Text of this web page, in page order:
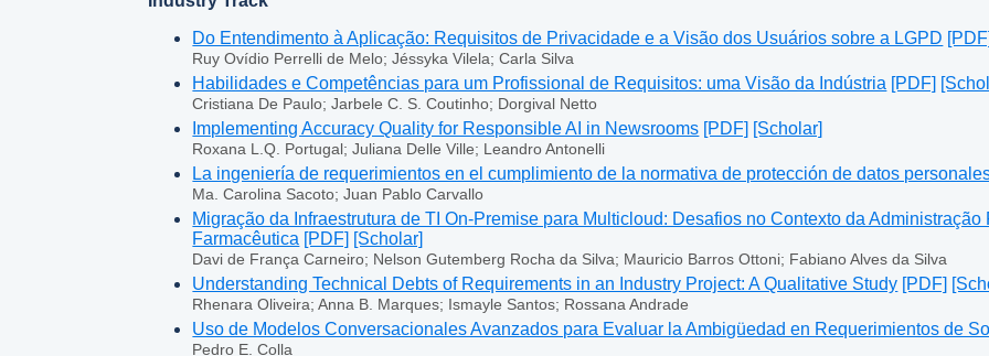
Do Entendimento à Aplicação: Requisitos de Privacidade e a Visão dos Usuários sobre a LGPD
Ruy Ovídio Perrelli de Melo; Jéssyka Vilela; Carla Silva
Habilidades e Competências para um Profissional de Requisitos: uma Visão da Indústria [PDF]
Cristiana De Paulo; Jarbele C. S. Coutinho; Dorgival Netto
Implementing Accuracy Quality for Responsible AI in Newsrooms [PDF] [Scholar]
Roxana L.Q. Portugal; Juliana Delle Ville; Leandro Antonelli
La ingeniería de requerimientos en el cumplimiento de la normativa de protección de datos
Ma. Carolina Sacoto; Juan Pablo Carvallo
Migração da Infraestrutura de TI On-Premise para Multicloud: Desafios no Contexto da
Farmacêutica [PDF] [Scholar]
Davi de França Carneiro; Nelson Gutemberg Rocha da Silva; Mauricio Barros Ottoni; Fabiano Alves da Silva
Understanding Technical Debts of Requirements in an Industry Project: A Qualitative Study [PDF]
Rhenara Oliveira; Anna B. Marques; Ismayle Santos; Rossana Andrade
Uso de Modelos Conversacionales Avanzados para Evaluar la Ambigüedad en Requerimientos de
Pedro E. Colla